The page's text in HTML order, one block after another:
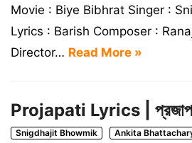
Movie : Biye Bibhrat Singer :
Lyrics : Barish Composer :
Director… Read More »
Projapati Lyrics |
Snigdhajit Bhowmik
Ankita